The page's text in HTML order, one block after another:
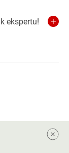
ekspertu!